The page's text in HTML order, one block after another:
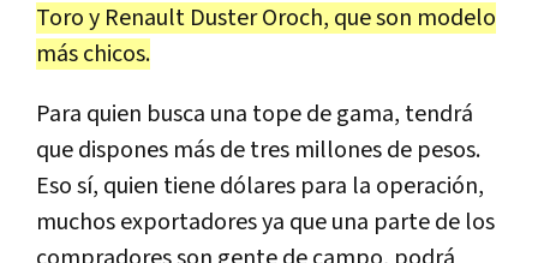
Toro y Renault Duster Oroch, que son modelo
más chicos.
Para quien busca una tope de gama, tendrá
que dispones más de tres millones de pesos.
Eso sí, quien tiene dólares para la operación,
muchos exportadores ya que una parte de los